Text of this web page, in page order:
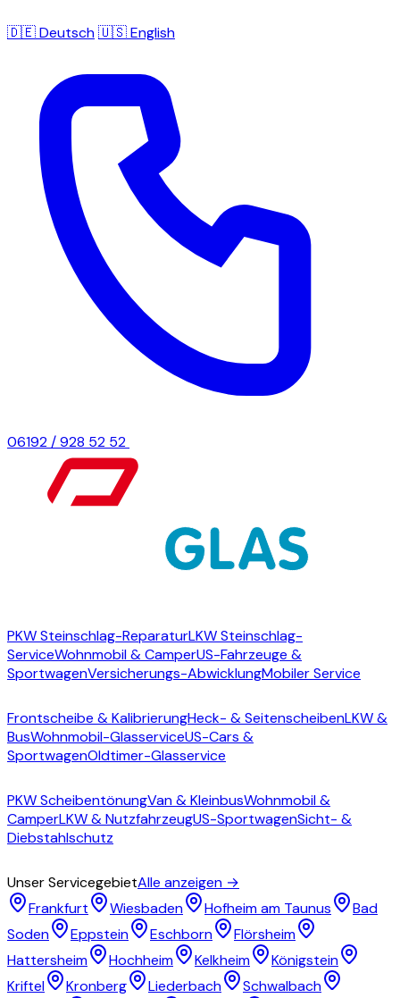
🇩🇪 Deutsch🇺🇸 English
06192 / 928 52 52
PKW Steinschlag-ReparaturLKW Steinschlag-
ServiceWohnmobil & CamperUS-Fahrzeuge &
SportwagenVersicherungs-AbwicklungMobiler Service
Frontscheibe & KalibrierungHeck- & SeitenscheibenLKW &
BusWohnmobil-GlasserviceUS-Cars &
SportwagenOldtimer-Glasservice
PKW ScheibentönungVan & KleinbusWohnmobil &
CamperLKW & NutzfahrzeugUS-SportwagenSicht- &
Diebstahlschutz
Unser ServicegebietAlle anzeigen →
Frankfurt
Wiesbaden Hofheim am Taunus
Bad
Soden
Eppstein Eschborn
Flörsheim
Hattersheim
Hochheim Kelkheim
Königstein
Kriftel
Kronberg Liederbach
Schwalbach